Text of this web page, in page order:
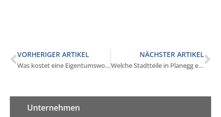
VORHERIGER ARTIKEL
Was kostet eine Eigentumswohnung in Planegg?
NÄCHSTER ARTIKEL
Welche Stadtteile in Planegg eignen sich zum Kauf?
Unternehmen